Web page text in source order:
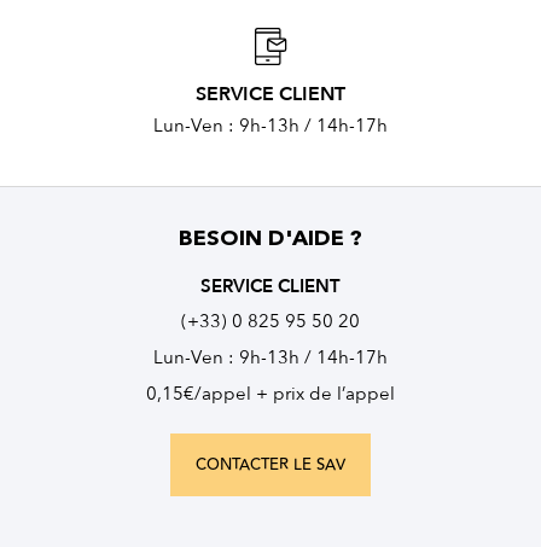
SERVICE CLIENT
Lun-Ven : 9h-13h / 14h-17h
BESOIN D'AIDE ?
SERVICE CLIENT
(+33) 0 825 95 50 20
Lun-Ven : 9h-13h / 14h-17h
0,15€/appel + prix de l’appel
CONTACTER LE SAV